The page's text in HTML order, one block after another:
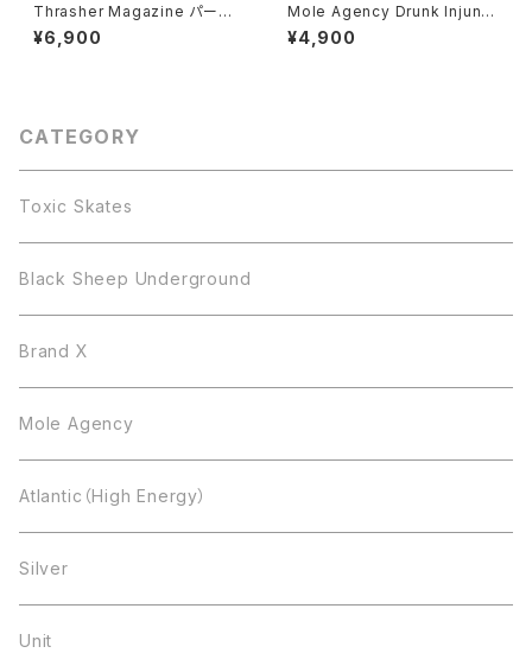
Thrasher Magazine パーカ
ー
¥6,900
Mole Agency Drunk Injuns
Tシャツ Skate Rock
¥4,900
CATEGORY
Toxic Skates
Black Sheep Underground
Brand X
Mole Agency
Atlantic（High Energy）
Silver
Unit